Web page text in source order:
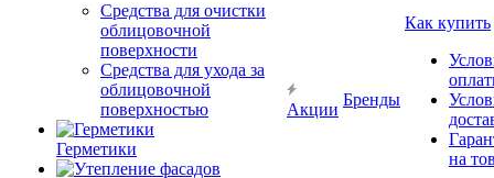
Средства для очистки
облицовочной
поверхности
Средства для ухода за
облицовочной
поверхностью
Герметики
Акции
Бренды
Как купить
на